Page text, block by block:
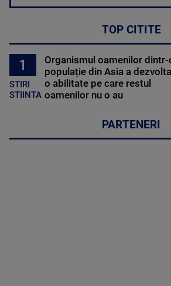
TOP CITITE
1
STIRI
STIINTA
Organismul oamenilor dintr-
populație din Asia a
o abilitate pe care restul
oamenilor nu o au
PARTENERI